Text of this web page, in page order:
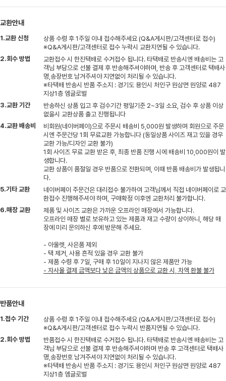
교환안내
1.교환 신청
상품 수령 후 1주일 이내 접수해주세요 (Q&A게시판/고객센터로 접수)
※Q&A게시판/고객센터로 접수 누락시 교환지연될 수 있습니다.
2.회수 방법
교환접수 시 한진택배로 수거접수 됩니다. 타택배로 반송시엔 배송비는 고
객님 부담으로 선불 결제 후 반송해주셔야하며, 반송 후 고객센터로 택배사
명,송장번호 남겨주셔야 지연없이 처리될 수 있습니다.
※타택배 반송시 반품 주소지 : 경기도 용인시 처인구 원삼면 원양로 487
지상1층 엠글로벌
3.교환 기간
반송하신 상품 입고 후 검수기간 평일기준 2~3일 소요, 검수 후 상품 이상
없을시 교환상품 출고 진행됩니다
4.교환 배송비
비회원(네이버페이)으로 주문시 배송비 5,000원 발생하며 회원으로 주문
시엔 주문건당 1회 무료교환 가능합니다 (동일상품 사이즈 재고 있을 경우
교환 가능/디자인 교환 불가)
1회 사이즈 무료 교환 받은 후, 최종 반품 진행 시에 배송비 10,000원이 발
생합니다.
교환 상품이 품절일 경우 반품으로 전환되며, 이때 반품 배송비가 발생됩니
다.
5.기타 교환
네이버페이 주문건은 대리접수 불가하여 고객님께서 직접 네이버페이로 교
환접수 진행해주셔야 하며, 구매확정 이후엔 교환처리 불가합니다.
6.매장 교환
제품 및 사이즈 교환은 가까운 오프라인 매장에서 가능합니다.
오프라인 매장 별로 보유하고 있는 제품과 재고 수량이 상이하니, 해당 매
장에 미리 문의하신 후에 방문해 주세요.
- 아울렛, 사은품 제외
- 택 제거, 사용 흔적 있을 경우 교환 불가
- 제품 수령 후 7일, 구매 후 10일이 지나지 않은 제품만 가능
- 자사몰 결제 금액보다 낮은 금액의 상품으로 교환 시, 차액 환불 불가
반품안내
1.접수 기간
상품 수령 후 1주일 이내 접수해주세요 (Q&A게시판/고객센터로 접수)
※Q&A게시판/고객센터로 접수 누락시 반품지연될 수 있습니다.
2.회수 방법
반품접수 시 한진택배로 수거접수 됩니다. 타택배로 반송시엔 배송비는 고
객님 부담으로 선불 결제 후 반송해주셔야하며 반송 후 고객센터로 택배사
명,송장번호 남겨주셔야 지연없이 처리될 수 있습니다.
※타택배 반송시 반품 주소지 : 경기도 용인시 처인구 원삼면 원양로 487
지상1층 엠글로벌